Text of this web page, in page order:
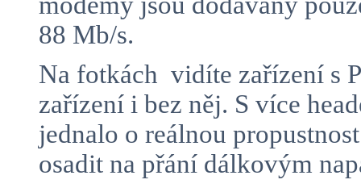
88 Mb/s.
Na fotkách vidíte zařízení s
zařízení i bez něj. S více
jednalo o reálnou
osadit na přání dálkovým